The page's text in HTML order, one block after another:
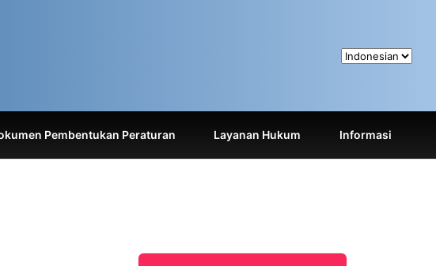
Pembentukan Peraturan Layanan Hukum Informasi